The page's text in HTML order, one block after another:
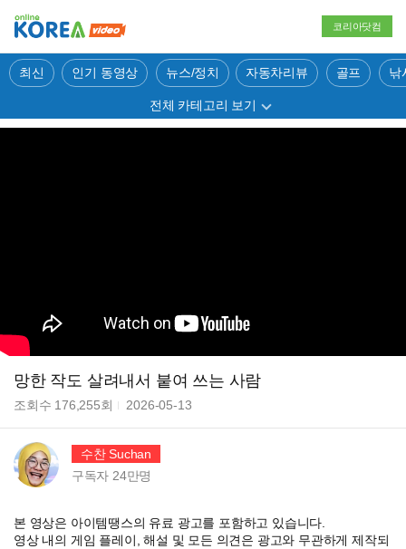
코리아닷컴
최신 인기 동영상 뉴스/정치 자동차리뷰 골프 낚
전체 카테고리 보기
망한 작도 살려내서 붙여 쓰는 사람
조회수 176,255회 2026-05-13
수찬 Suchan
구독자 24만명
본 영상은 아이템땡스의 유료 광고를 포함하고 있습니다.
영상 내의 게임 플레이, 해설 및 모든 의견은 광고와 무관하게 제작되